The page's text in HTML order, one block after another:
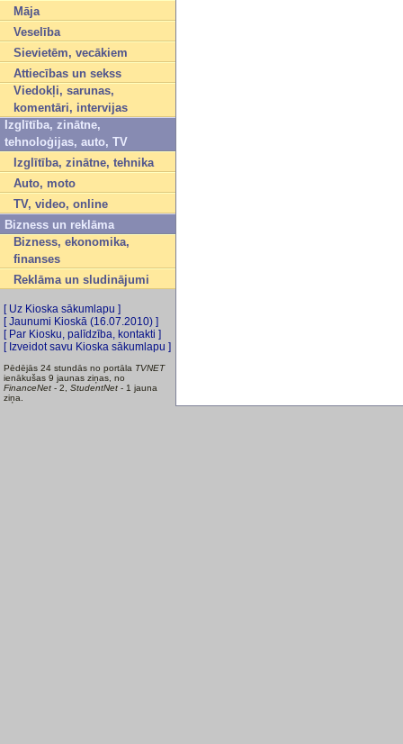
Māja
Veselība
Sievietēm, vecākiem
Attiecības un sekss
Viedokļi, sarunas,
komentāri, intervijas
Izglītība, zinātne,
tehnoloģijas, auto, TV
Izglītība, zinātne, tehnika
Auto, moto
TV, video, online
Bizness un reklāma
Bizness, ekonomika,
finanses
Reklāma un sludinājumi
[ Uz Kioska sākumlapu ]
[ Jaunumi Kioskā (16.07.2010) ]
[ Par Kiosku, palīdzība, kontakti ]
[ Izveidot savu Kioska sākumlapu ]
Pēdējās 24 stundās no portāla TVNET
ienākušas 9 jaunas ziņas, no
FinanceNet - 2, StudentNet - 1 jauna
ziņa.